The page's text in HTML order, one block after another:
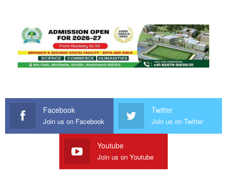
Facebook
Join us on Facebook
Twitter
Join us on Twitter
Youtube
Join us on Youtube